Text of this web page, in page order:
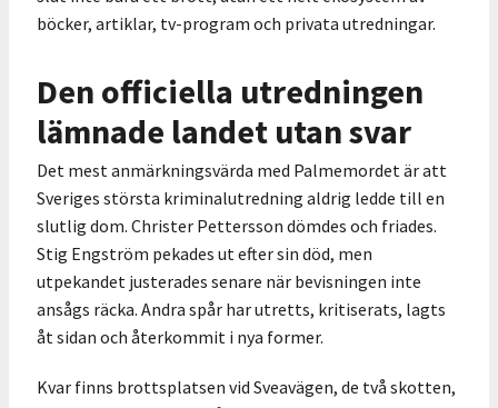
böcker, artiklar, tv-program och privata utredningar.
Den officiella utredningen
lämnade landet utan svar
Det mest anmärkningsvärda med Palmemordet är att
Sveriges största kriminalutredning aldrig ledde till en
slutlig dom. Christer Pettersson dömdes och friades.
Stig Engström pekades ut efter sin död, men
utpekandet justerades senare när bevisningen inte
ansågs räcka. Andra spår har utretts, kritiserats, lagts
åt sidan och återkommit i nya former.
Kvar finns brottsplatsen vid Sveavägen, de två skotten,